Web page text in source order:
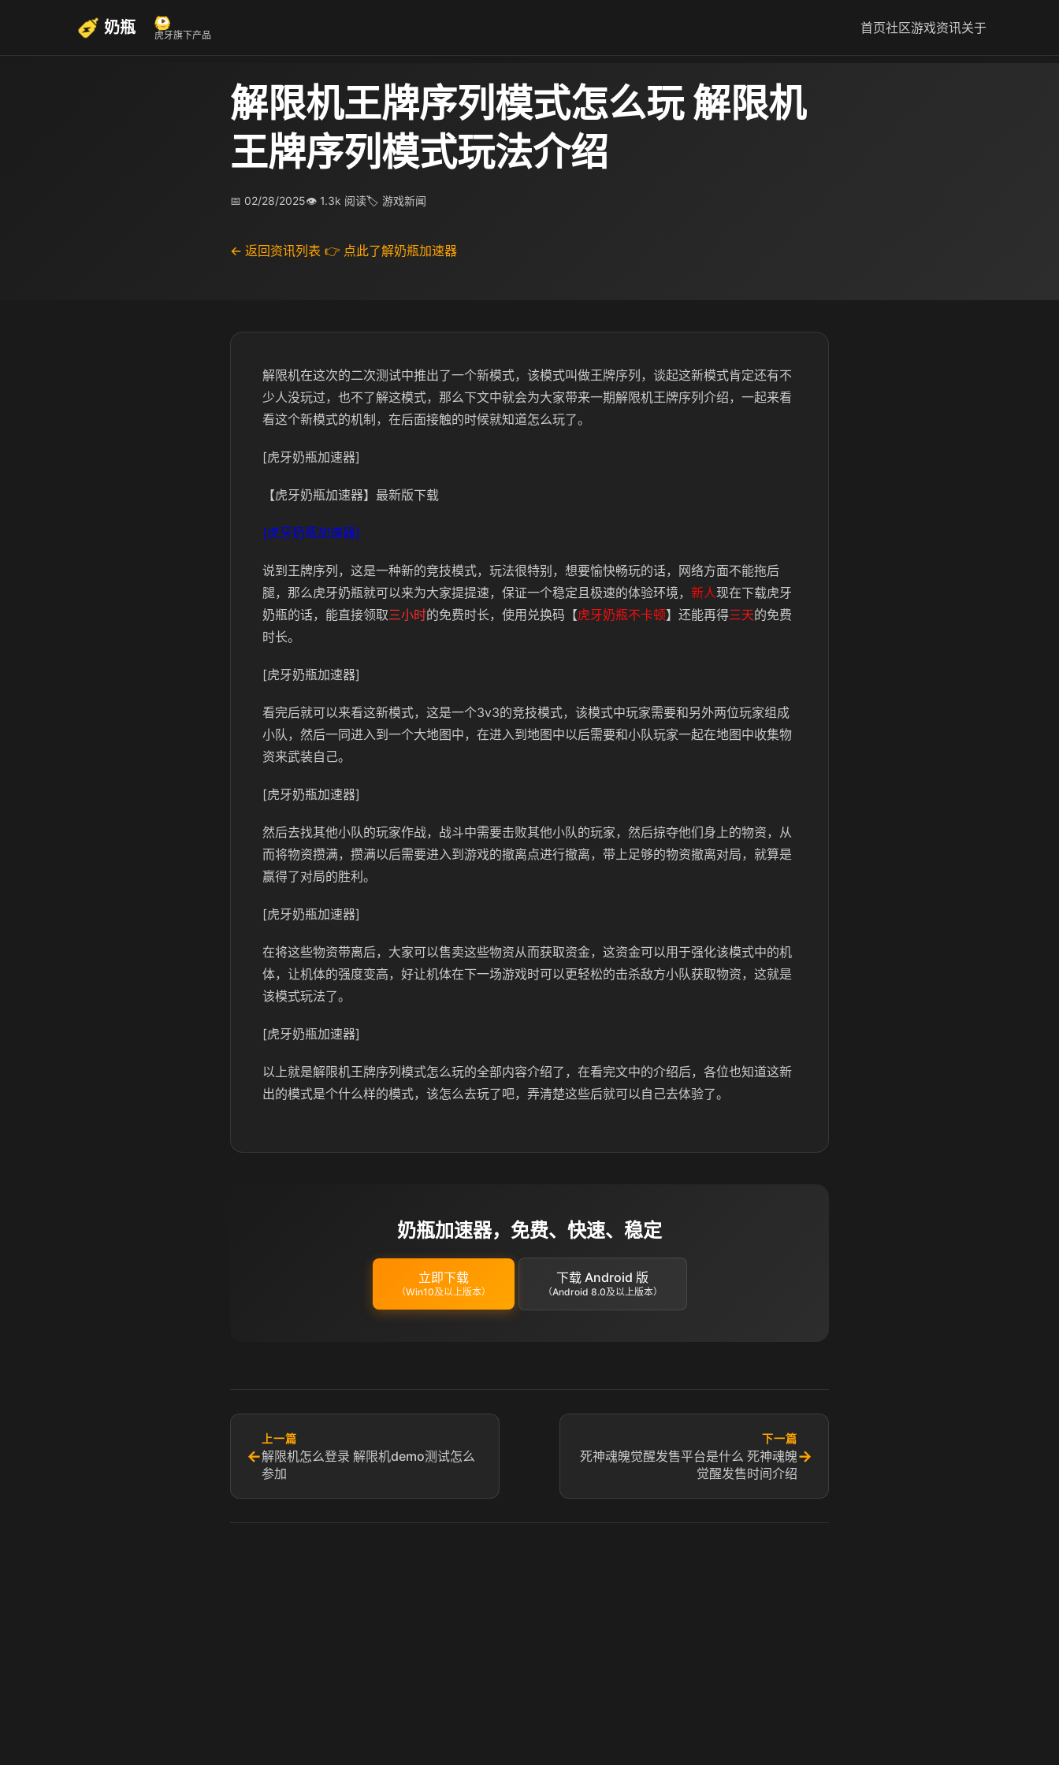
奶瓶 虎牙旗下产品 首页社区游戏资讯关于
解限机王牌序列模式怎么玩 解限机
王牌序列模式玩法介绍
📅 02/28/2025👁 1.3k 阅读🏷 游戏新闻
← 返回资讯列表 👉 点此了解奶瓶加速器
解限机在这次的二次测试中推出了一个新模式，该模式叫做王牌序列，谈起这新模式肯定还有不
少人没玩过，也不了解这模式，那么下文中就会为大家带来一期解限机王牌序列介绍，一起来看
看这个新模式的机制，在后面接触的时候就知道怎么玩了。
[虎牙奶瓶加速器]
【虎牙奶瓶加速器】最新版下载
[虎牙奶瓶加速器]
说到王牌序列，这是一种新的竞技模式，玩法很特别，想要愉快畅玩的话，网络方面不能拖后
腿，那么虎牙奶瓶就可以来为大家提提速，保证一个稳定且极速的体验环境， 新人现在下载虎牙
奶瓶的话，能直接领取三小时的免费时长，使用兑换码【虎牙奶瓶不卡顿】还能再得三天的免费
时长。
[虎牙奶瓶加速器]
看完后就可以来看这新模式，这是一个3v3的竞技模式，该模式中玩家需要和另外两位玩家组成
小队，然后一同进入到一个大地图中，在进入到地图中以后需要和小队玩家一起在地图中收集物
资来武装自己。
[虎牙奶瓶加速器]
然后去找其他小队的玩家作战，战斗中需要击败其他小队的玩家，然后掠夺他们身上的物资，从
而将物资攒满，攒满以后需要进入到游戏的撤离点进行撤离，带上足够的物资撤离对局，就算是
赢得了对局的胜利。
[虎牙奶瓶加速器]
在将这些物资带离后，大家可以售卖这些物资从而获取资金，这资金可以用于强化该模式中的机
体，让机体的强度变高，好让机体在下一场游戏时可以更轻松的击杀敌方小队获取物资，这就是
该模式玩法了。
[虎牙奶瓶加速器]
以上就是解限机王牌序列模式怎么玩的全部内容介绍了，在看完文中的介绍后，各位也知道这新
出的模式是个什么样的模式，该怎么去玩了吧，弄清楚这些后就可以自己去体验了。
奶瓶加速器，免费、快速、稳定
立即下载
（Win10及以上版本）
下载 Android 版
（Android 8.0及以上版本）
←
上一篇
解限机怎么登录 解限机demo测试怎么
参加​
下一篇
死神魂魄觉醒发售平台是什么 死神魂魄
觉醒发售时间介绍
→